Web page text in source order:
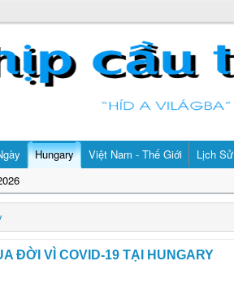
Hungary Việt Nam - Thế Giới Lịch Sử
ĐỜI VÌ COVID-19 TẠI HUNGARY